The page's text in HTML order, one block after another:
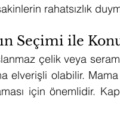
rahatsızlık
Seçimi ile
çelik veya
elverişli olabilir.
için önemlidir.